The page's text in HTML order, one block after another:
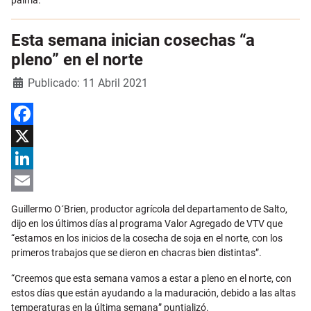
Esta semana inician cosechas “a
pleno” en el norte
DetallesPublicado: 11 Abril 2021
Facebook
X
LinkedIn
Email
Guillermo O´Brien, productor agrícola del departamento de Salto,
dijo en los últimos días al programa Valor Agregado de VTV que
“estamos en los inicios de la cosecha de soja en el norte, con los
primeros trabajos que se dieron en chacras bien distintas”.
“Creemos que esta semana vamos a estar a pleno en el norte, con
estos días que están ayudando a la maduración, debido a las altas
temperaturas en la última semana” puntializó.